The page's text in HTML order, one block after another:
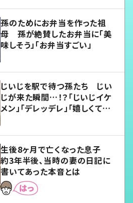
孫のためにお弁当を作った祖
母 孫が絶賛したお弁当に「美
味しそう」「お弁当すごい」
じいじを駅で待つ孫たち じい
じが来た瞬間…！？「じいじイケ
メン」「デレッデレ」「嬉しくて可
生後8ヶ月で亡くなった息子
約3年半後、当時の妻の日記に
書いてあった本音とは